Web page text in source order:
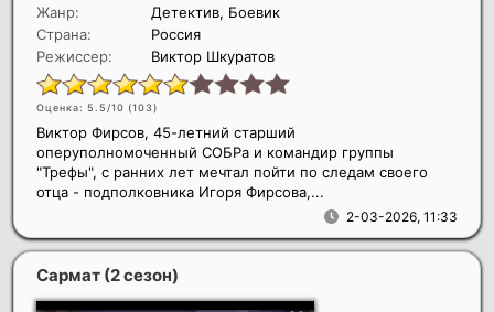
Жанр:
Детектив, Боевик
Страна:
Россия
Режиссер:
Виктор Шкуратов
Оценка: 5.5/10 (103)
2-03-2026, 11:33
Виктор Фирсов, 45-летний старший
оперуполномоченный СОБРа и командир группы
"Трефы", с ранних лет мечтал пойти по следам своего
отца - подполковника Игоря Фирсова,...
Сармат (2 сезон)